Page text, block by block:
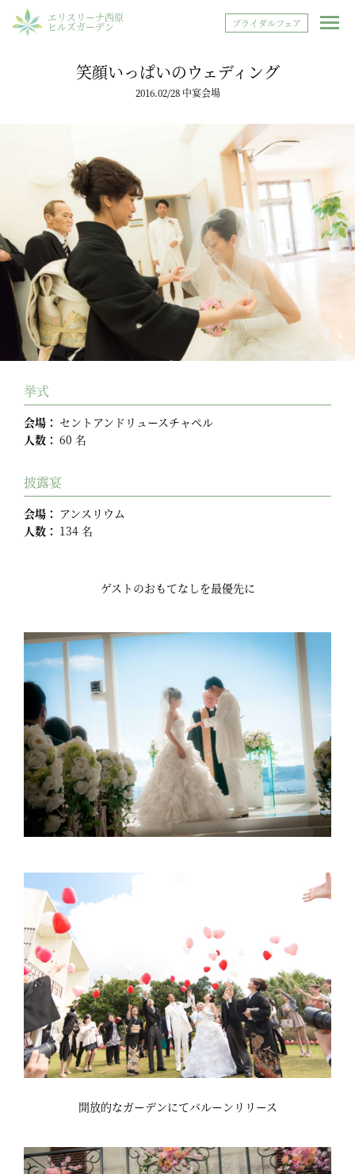
エリスリーナ西原
ヒルズガーデン ブライダルフェア
笑顔いっぱいのウェディング
2016.02/28 中宴会場
挙式
会場： セントアンドリュースチャペル
人数： 60 名
披露宴
会場： アンスリウム
人数： 134 名
ゲストのおもてなしを最優先に
開放的なガーデンにてバルーンリリース